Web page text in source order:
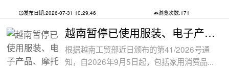
发布日期:2026-07-31 10:29:46 浏览次数:171
越南暂停已使用服装、电子产品、摩托车
根据越南工贸部近日颁布的第41/2026号通
知，自2026年9月5日起，包括家用消费品...